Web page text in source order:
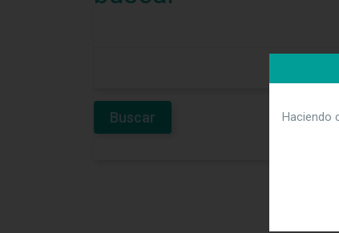
Haciendo